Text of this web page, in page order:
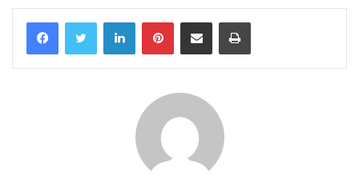
LinkedinPinterestCompartilhar via e-mail Imprimir